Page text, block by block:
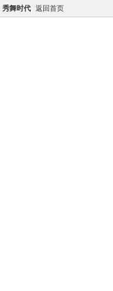
秀舞时代 返回首页